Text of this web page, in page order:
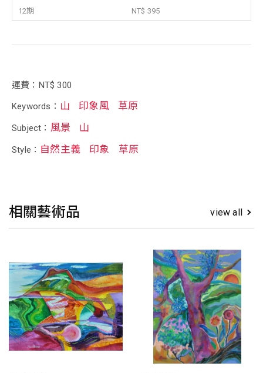
12期
NT$ 395
運費：NT$ 300
Keywords： 山 印象風 草原
Subject： 風景 山
Style： 自然主義 印象 草原
相關藝術品 view all